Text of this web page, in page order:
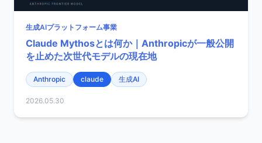
生成AIプラットフォーム事業
Claude Mythosとは何か｜Anthropicが一般公開
を止めた次世代モデルの現在地
Anthropic claude 生成AI
2026.05.30